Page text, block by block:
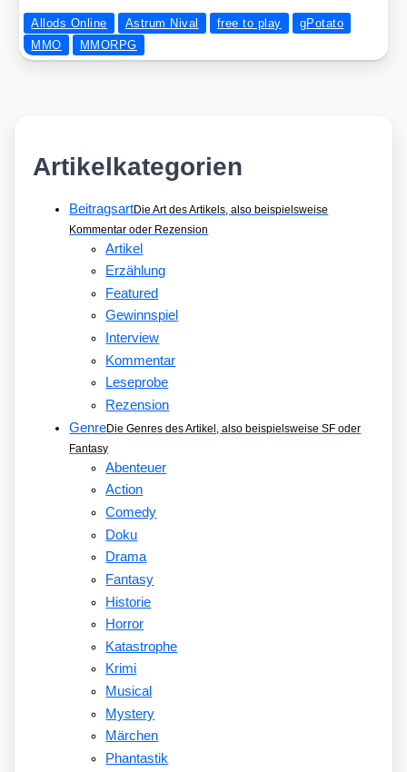
Allods Online Astrum Nival free to play
gPotato
MMO
MMORPG
Artikelkategorien
BeitragsartDie Art des Artikels, also beispielsweise
Kommentar oder Rezension
Artikel
Erzählung
Featured
Gewinnspiel
Interview
Kommentar
Leseprobe
Rezension
GenreDie Genres des Artikel, also beispielsweise SF oder
Fantasy
Abenteuer
Action
Comedy
Doku
Drama
Fantasy
Historie
Horror
Katastrophe
Krimi
Musical
Mystery
Märchen
Phantastik